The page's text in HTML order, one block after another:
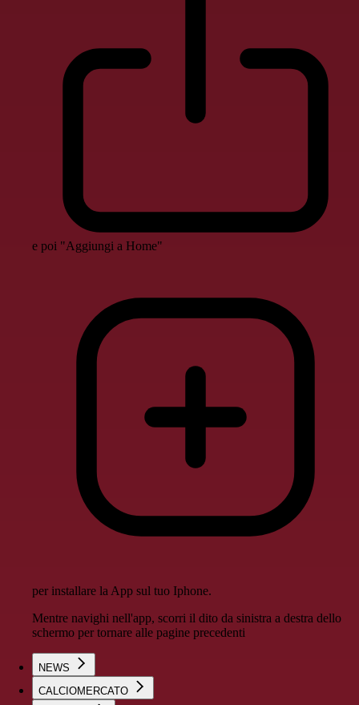
e poi "Aggiungi a Home"
per installare la App sul tuo Iphone.
Mentre navighi nell'app, scorri il dito da sinistra a destra dello
schermo per tornare alle pagine precedenti
NEWS
CALCIOMERCATO